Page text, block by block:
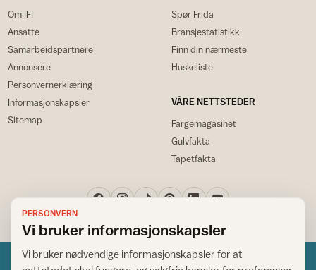
Om IFI
Ansatte
Samarbeidspartnere
Annonsere
Personvernerklæring
Informasjonskapsler
Sitemap
Spør Frida
Bransjestatistikk
Finn din nærmeste
Huskeliste
VÅRE NETTSTEDER
Fargemagasinet
Gulvfakta
Tapetfakta
PERSONVERN
Vi bruker informasjonskapsler
Vi bruker nødvendige informasjonskapsler for at